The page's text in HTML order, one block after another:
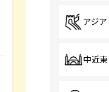
アジア
中近東